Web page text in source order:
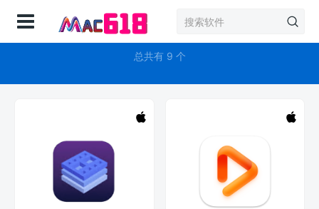
媒体播放器
总共有 9 个